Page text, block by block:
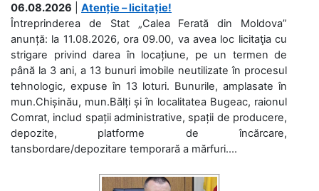
06.08.2026
Atenție – licitație!
Întreprinderea de Stat „Calea Ferată din Moldova”
anunță: la 11.08.2026, ora 09.00, va avea loc licitaţia cu
strigare privind darea în locațiune, pe un termen de
până la 3 ani, a 13 bunuri imobile neutilizate în procesul
tehnologic, expuse în 13 loturi. Bunurile, amplasate în
mun.Chișinău, mun.Bălți și în localitatea Bugeac, raionul
Comrat, includ spații administrative, spații de producere,
depozite, platforme de încărcare,
tansbordare/depozitare temporară a mărfuri....